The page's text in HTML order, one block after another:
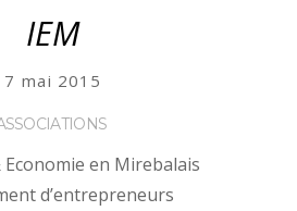
IEM
7 mai 2015
en Mirebalais
d’entrepreneurs